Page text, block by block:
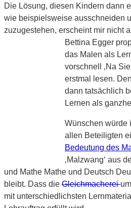
Die Lösung, diesen Kindern dann
wie beispielsweise ausschneiden
zuzugestehen, erscheint mir nicht
Bettina Egger
das Malen als
vorschnell ‚Na
erstmal lesen.
dann tatsächlich
Lernen als
Wünschen würde
allen Beteiligten
Bedeutung des
‚Malzwang‘ aus
und Mathe Mathe und Deutsch
bleibt. Dass die Gleichmacherei
mit unterschiedlichsten